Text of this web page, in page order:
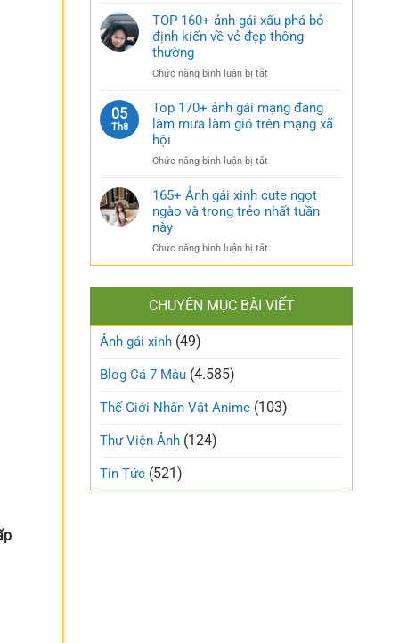
cuốn
hút
nóng
bỏng
tràn
sống
120+
gái
sướng
bạo
và
khó
TOP 160+ ảnh gái xấu phá bỏ
định kiến về vẻ đẹp thông
thường
Chức năng bình luận bị tắt
160+
ảnh
phá
định
kiến
đẹp
thông
thường
05
Th8
Top 170+ ảnh gái mạng đang
làm mưa làm gió trên mạng xã
hội
Chức năng bình luận bị tắt
170+
ảnh
đang
làm
làm
gió
trên
165+ Ảnh gái xinh cute ngọt
ngào và trong trẻo nhất tuần
này
Chức năng bình luận bị tắt
165+
xinh
cute
trẻo
nhất
CHUYÊN MỤC BÀI VIẾT
Ảnh gái xinh (49)
Blog Cá 7 Màu (4.585)
Thế Giới Nhân Vật Anime (103)
Thư Viện Ảnh (124)
Tin Tức (521)